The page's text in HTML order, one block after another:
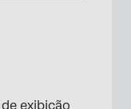
exibição